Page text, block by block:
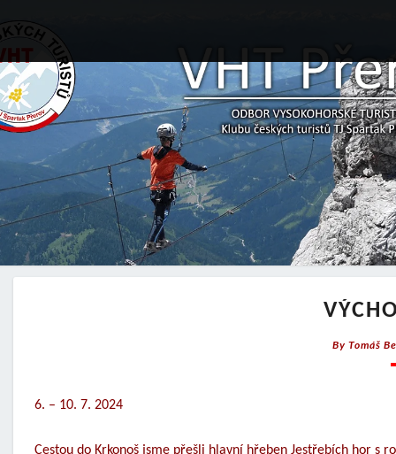
By Tomáš
6. – 10. 7. 2024
Cestou do Krkonoš jsme přešli hlavní hřeben Jestřebích hor s